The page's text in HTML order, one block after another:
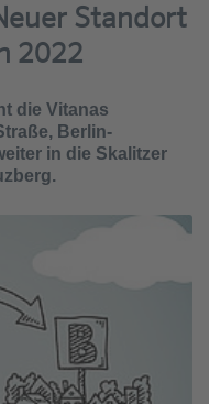
Standort
2022
die Vitanas
Berlin-
in die Skalitzer